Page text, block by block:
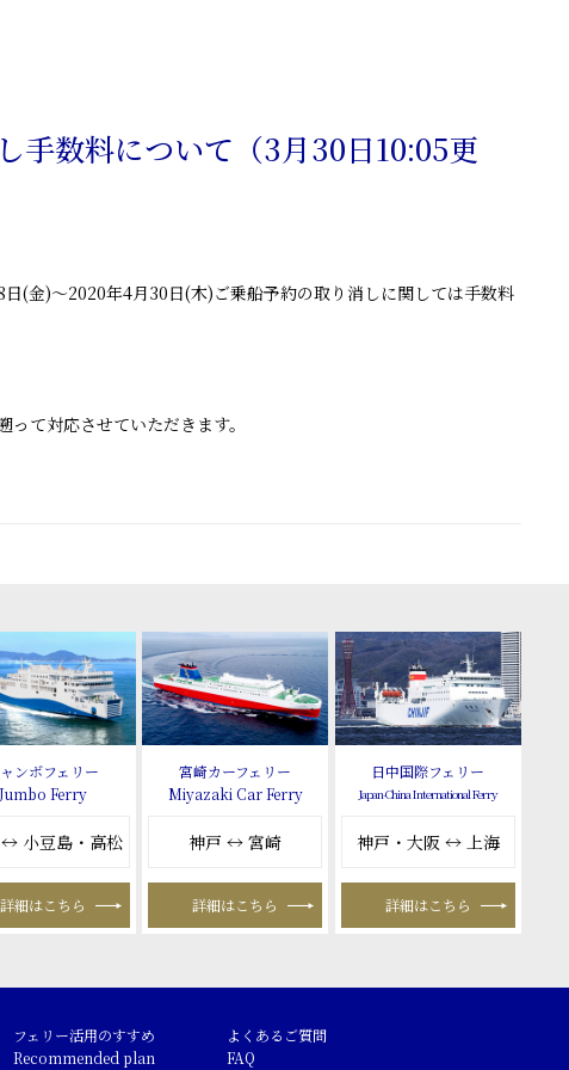
手数料について（3月30日10:05更
(金)～2020年4月30日(木)ご乗船予約の取り消しに関しては手数料
て対応させていただきます。
ンボフェリー
Jumbo Ferry
小豆島・高松
詳細はこちら
宮崎カーフェリー
Miyazaki Car Ferry
神戸 ↔ 宮崎
詳細はこちら
日中国際フェリー
Japan-China International Ferry
神戸・大阪 ↔ 上海
詳細はこちら
フェリー活用のすすめ
Recommended plan
よくあるご質問
FAQ